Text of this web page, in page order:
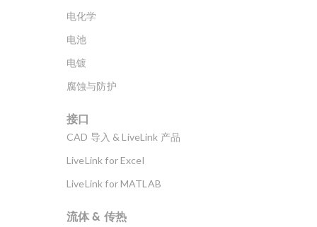
电化学
电池
电镀
腐蚀与防护
接口
CAD 导入 & LiveLink 产品
LiveLink for Excel
LiveLink for MATLAB
流体 & 传热